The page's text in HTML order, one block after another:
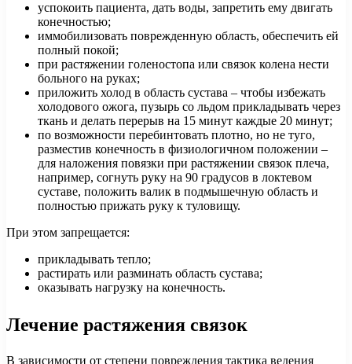
успокоить пациента, дать воды, запретить ему двигать
конечностью;
иммобилизовать поврежденную область, обеспечить ей
полный покой;
при растяжении голеностопа или связок колена нести
больного на руках;
приложить холод в область сустава – чтобы избежать
холодового ожога, пузырь со льдом прикладывать через
ткань и делать перерыв на 15 минут каждые 20 минут;
по возможности перебинтовать плотно, но не туго,
разместив конечность в физиологичном положении –
для наложения повязки при растяжении связок плеча,
например, согнуть руку на 90 градусов в локтевом
суставе, положить валик в подмышечную область и
полностью прижать руку к туловищу.
При этом запрещается:
прикладывать тепло;
растирать или разминать область сустава;
оказывать нагрузку на конечность.
Лечение растяжения связок
В зависимости от степени повреждения тактика ведения